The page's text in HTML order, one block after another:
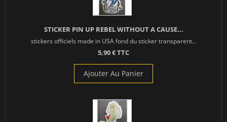
STICKER PIN UP REBEL WITHOUT A CAUSE...
stickers officiels made in USA fond du sticker transparent...
5,90 € TTC
Ajouter Au Panier